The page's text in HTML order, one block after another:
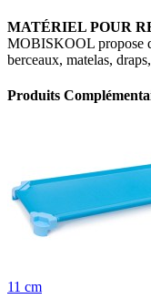
MATÉRIEL POUR
MOBISKOOL propose
berceaux, matelas,
Produits
11 cm